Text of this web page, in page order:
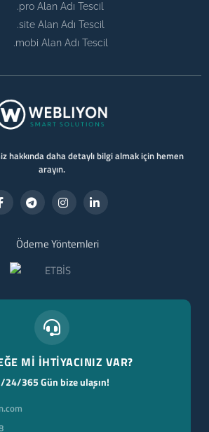
.pro Alan Adı Tescil
.site Alan Adı Tescil
.mobi Alan Adı Tescil
hakkında daha detaylı bilgi almak için hemen
arayın.
Mİ İHTİYACINIZ VAR?
24/365 Gün bize ulaşın!